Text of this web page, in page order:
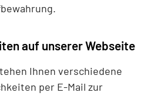
auf unserer Webseite
Ihnen verschiedene
per E-Mail zur